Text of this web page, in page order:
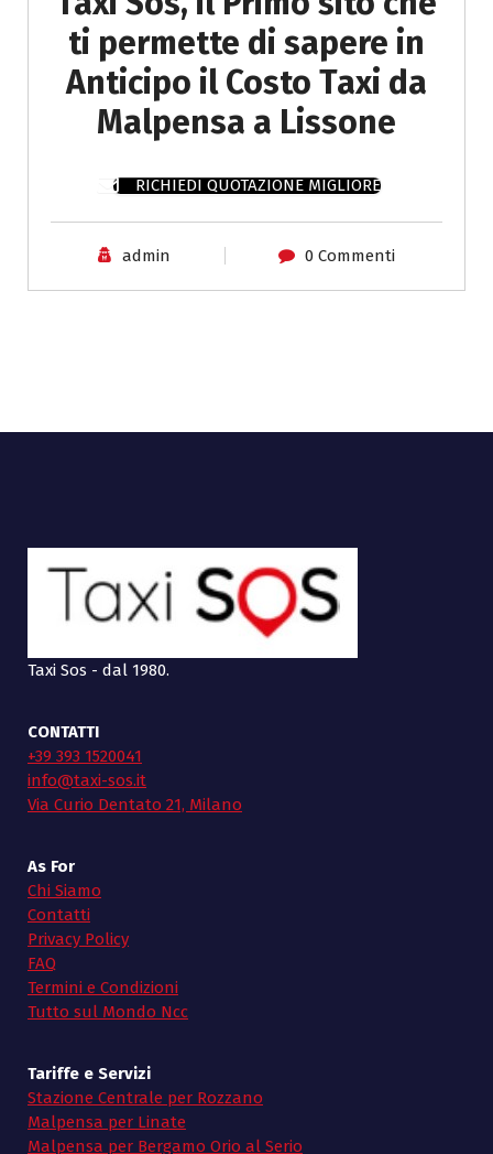
ti permette di sapere in
Anticipo il Costo Taxi da
Malpensa a Lissone
RICHIEDI QUOTAZIONE MIGLIORE
admin 0 Commenti
Taxi Sos - dal 1980.
CONTATTI
+39 393 1520041
info@taxi-sos.it
Via Curio Dentato 21, Milano
As For
Chi Siamo
Contatti
Privacy Policy
FAQ
Termini e Condizioni
Tutto sul Mondo Ncc
Tariffe e Servizi
Stazione Centrale per Rozzano
Malpensa per Linate
Malpensa per Bergamo Orio al Serio